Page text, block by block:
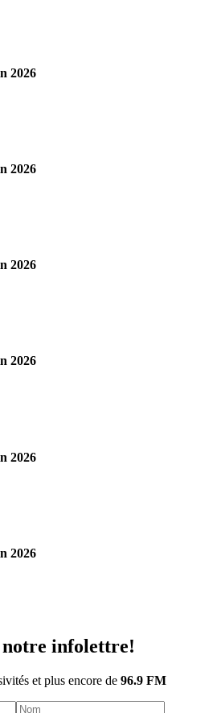
2026
2026
2026
2026
2026
2026
notre infolettre!
et plus encore de 96.9 FM